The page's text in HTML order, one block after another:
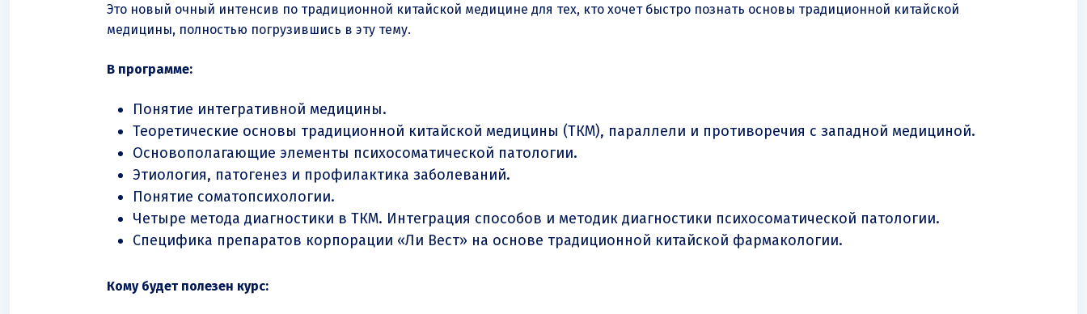
Это новый очный интенсив по традиционной китайской медицине для тех, кто хочет быстро познать основы традиционной китайской
медицины, полностью погрузившись в эту тему.
В программе:
Понятие интегративной медицины.
Теоретические основы традиционной китайской медицины (ТКМ), параллели и противоречия с западной медициной.
Основополагающие элементы психосоматической патологии.
Этиология, патогенез и профилактика заболеваний.
Понятие соматопсихологии.
Четыре метода диагностики в ТКМ. Интеграция способов и методик диагностики психосоматической патологии.
Специфика препаратов корпорации «Ли Вест» на основе традиционной китайской фармакологии.
Кому будет полезен курс: